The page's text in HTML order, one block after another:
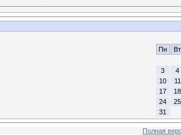
Пн
Вт
3
4
10
11
17
18
24
25
31
Полная